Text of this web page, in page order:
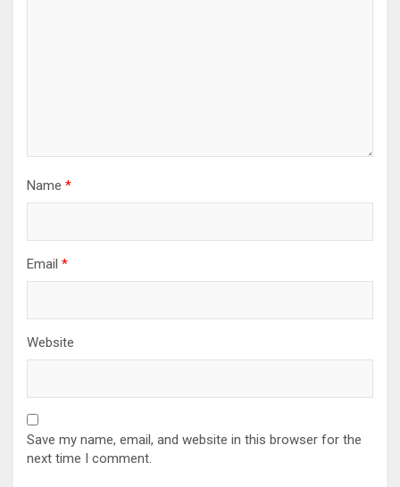
Name *
Email *
Website
Save my name, email, and website in this browser for the
next time I comment.